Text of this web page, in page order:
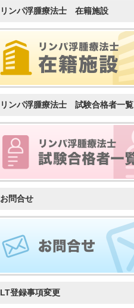
リンパ浮腫療法士 在籍施設
リンパ浮腫療法士 試験合格者一覧
お問合せ
LT登録事項変更